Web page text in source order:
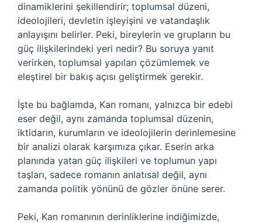
dinamiklerini şekillendirir; toplumsal düzeni,
ideolojileri, devletin işleyişini ve vatandaşlık
anlayışını belirler. Peki, bireylerin ve grupların bu
güç ilişkilerindeki yeri nedir? Bu soruya yanıt
verirken, toplumsal yapıları çözümlemek ve
eleştirel bir bakış açısı geliştirmek gerekir.
İşte bu bağlamda, Kan romanı, yalnızca bir edebi
eser değil, aynı zamanda toplumsal düzenin,
iktidarın, kurumların ve ideolojilerin derinlemesine
bir analizi olarak karşımıza çıkar. Eserin arka
planında yatan güç ilişkileri ve toplumun yapı
taşları, sadece romanın anlatısal değil, aynı
zamanda politik yönünü de gözler önüne serer.
Peki, Kan romanının derinliklerine indiğimizde,